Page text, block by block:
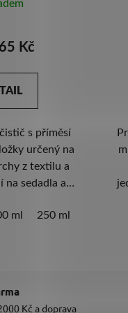
Kč
s příměsí
určený na
z textilu a
na sedadla a
Nezanechává
ml 250 ml
Kč a doprava